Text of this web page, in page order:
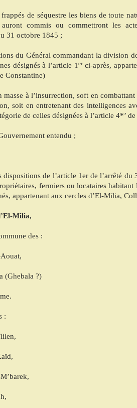
de séquestre les biens de toute
commis ou commettront les
31 octobre 1845 ;
du Général commandant la division
désignés à l’article 1erci-après,
Constantine)
masse à l’insurrection, soft en
soit en entretenant des intelligences
de celles désignées à l’article 4*’
entendu ;
de l’article 1er de l’arrêté du
fermiers ou locataires
appartenant aux cercles d’El-Milia,
Milia,
des :
(Ghebala ?)
: